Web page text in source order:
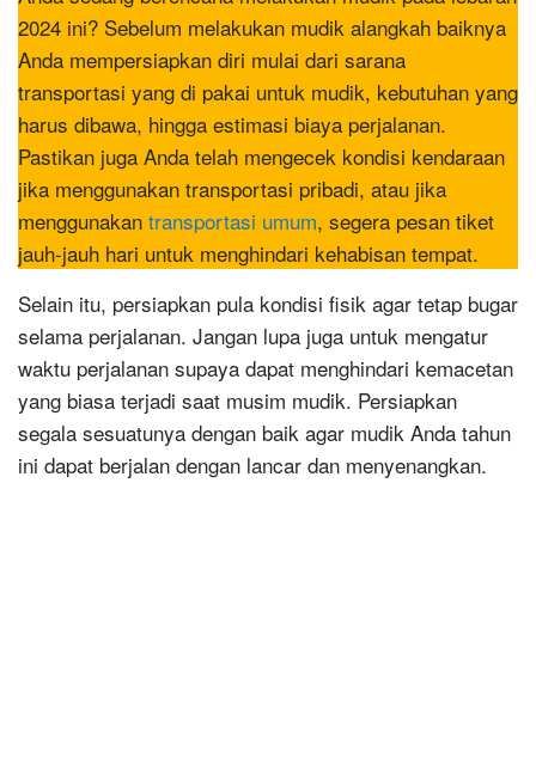
2024 ini? Sebelum melakukan mudik alangkah baiknya
Anda mempersiapkan diri mulai dari sarana
transportasi yang di pakai untuk mudik, kebutuhan yang
harus dibawa, hingga estimasi biaya perjalanan.
Pastikan juga Anda telah mengecek kondisi kendaraan
jika menggunakan transportasi pribadi, atau jika
menggunakan transportasi umum, segera pesan tiket
jauh-jauh hari untuk menghindari kehabisan tempat.
Selain itu, persiapkan pula kondisi fisik agar tetap bugar
selama perjalanan. Jangan lupa juga untuk mengatur
waktu perjalanan supaya dapat menghindari kemacetan
yang biasa terjadi saat musim mudik. Persiapkan
segala sesuatunya dengan baik agar mudik Anda tahun
ini dapat berjalan dengan lancar dan menyenangkan.